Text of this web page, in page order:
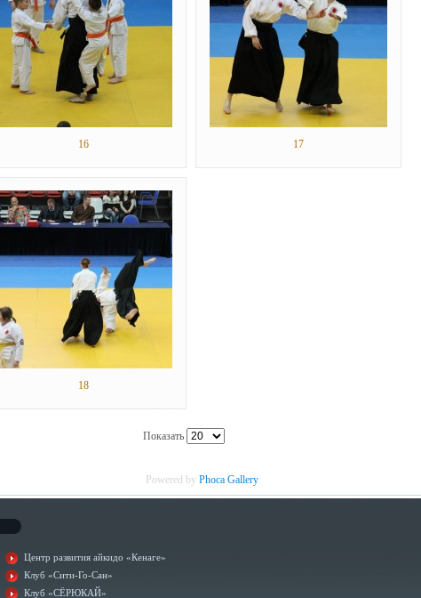
16 17
18
Показать
Powered by Phoca Gallery
Центр развития айкидо «Кенаге»
Клуб «Сити-Го-Сан»
Клуб «СЁРЮКАЙ»